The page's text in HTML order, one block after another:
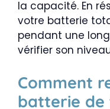
la capacité. En
votre batterie
pendant une
vérifier son
Comment
batterie